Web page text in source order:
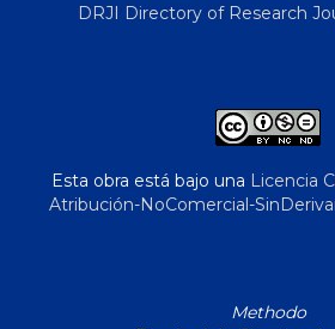
DRJI Directory of Research
Esta obra está bajo una Licencia
Atribución-NoComercial-
Methodo